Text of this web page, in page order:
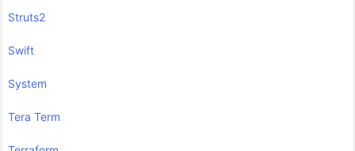
Struts2
Swift
System
Tera Term